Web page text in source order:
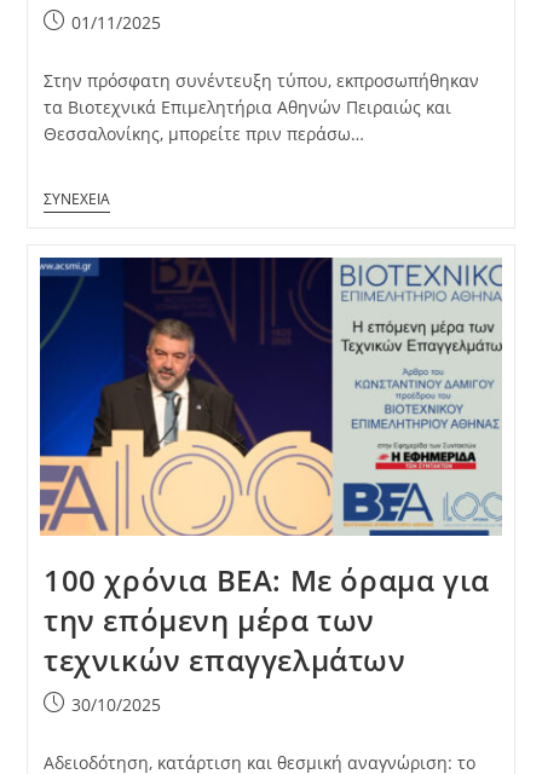
Post01/11/2025
Στην πρόσφατη συνέντευξη τύπου, εκπροσωπήθηκαν
τα Βιοτεχνικά Επιμελητήρια Αθηνών Πειραιώς και
Θεσσαλονίκης, μπορείτε πριν περάσω…
100 χρόνια ΒΕΑ: Με όραμα για
την επόμενη μέρα των
τεχνικών επαγγελμάτων
Post30/10/2025
Αδειοδότηση, κατάρτιση και θεσμική αναγνώριση: το